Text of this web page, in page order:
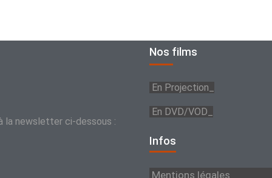
la newsletter ci-dessous :
Nos films
En Projection_
En DVD/VOD_
Infos
Mentions légales